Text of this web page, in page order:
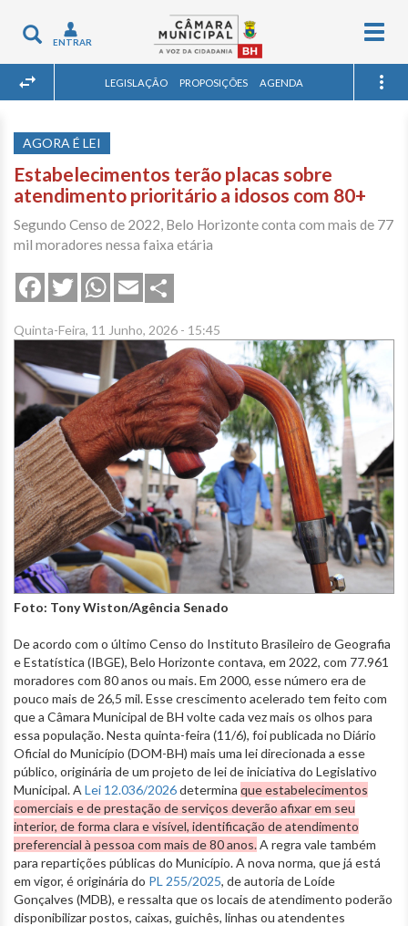
Toggle
navigation
ENTRAR
LEGISLAÇÃO PROPOSIÇÕES AGENDA
AGORA É LEI
Estabelecimentos terão placas sobre
atendimento prioritário a idosos com 80+
Segundo Censo de 2022, Belo Horizonte conta com mais de 77
mil moradores nessa faixa etária
FacebookTwitterWhatsApp
Email
Quinta-Feira, 11 Junho, 2026 - 15:45
Foto: Tony Wiston/Agência Senado
De acordo com o último Censo do Instituto Brasileiro de Geografia
e Estatística (IBGE), Belo Horizonte contava, em 2022, com 77.961
moradores com 80 anos ou mais. Em 2000, esse número era de
pouco mais de 26,5 mil. Esse crescimento acelerado tem feito com
que a Câmara Municipal de BH volte cada vez mais os olhos para
essa população. Nesta quinta-feira (11/6), foi publicada no Diário
Oficial do Município (DOM-BH) mais uma lei direcionada a esse
público, originária de um projeto de lei de iniciativa do Legislativo
Municipal. A Lei 12.036/2026determina que estabelecimentos
comerciais e de prestação de serviços deverão afixar em seu
interior, de forma clara e visível, identificação de atendimento
preferencial à pessoa com mais de 80 anos.A regra vale também
para repartições públicas do Município. A nova norma, que já está
em vigor, é originária do PL 255/2025, de autoria de Loíde
Gonçalves (MDB), e ressalta que os locais de atendimento poderão
disponibilizar postos, caixas, guichês, linhas ou atendentes